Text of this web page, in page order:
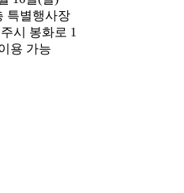
특별행사장
시 봉화로 1
용 가능